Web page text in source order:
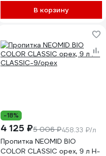
В корзину
-18%
4 125 ₽5 006 ₽458.33 ₽/л
Пропитка NEOMID BIO
COLOR CLASSIC орех, 9 л Н-